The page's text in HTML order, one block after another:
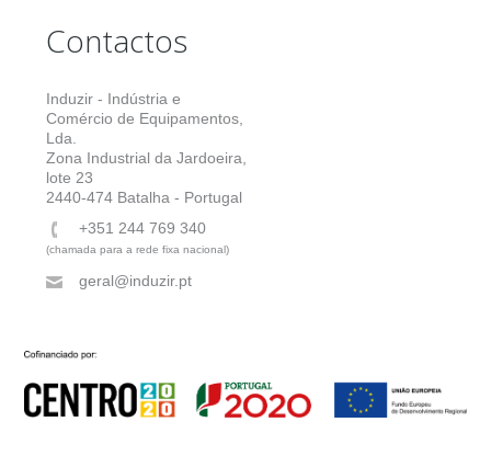
Contactos
Induzir - Indústria e
Comércio de Equipamentos,
Lda.
Zona Industrial da Jardoeira,
lote 23
2440-474 Batalha - Portugal
+351 244 769 340
(chamada para a rede fixa nacional)
geral@induzir.pt